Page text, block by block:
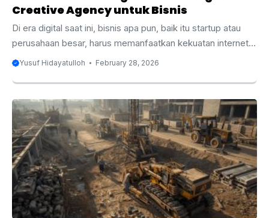
Creative Agency untuk Bisnis
Di era digital saat ini, bisnis apa pun, baik itu startup atau
perusahaan besar, harus memanfaatkan kekuatan internet
untuk menjangkau audiens yang lebih luas dan berpotensi
bisnis bertahan tetapi juga berkembang dalam pasar yang
semakin kompetitif. Artikel ini akan mengupas tuntas
mengenai manfaat digital marketing dan creative agency
untuk bisnis Anda, serta bagaimana memilih konsultan yang
tepat. Apakah Anda baru memulai bisnis atau ingin
mengoptimalkan strategi ...
Yusuf Hidayatulloh February 28, 2026